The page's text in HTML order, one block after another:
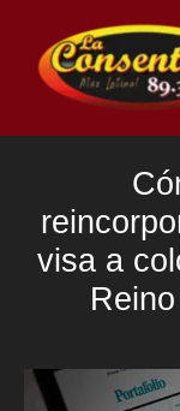
contenido
visa a